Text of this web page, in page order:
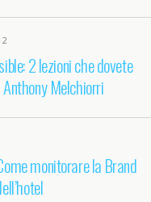
2 lezioni che dovete
Melchiorri
monitorare la Brand